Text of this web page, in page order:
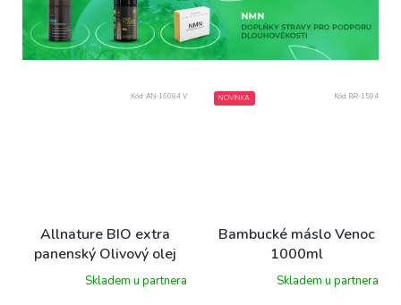
Allnature BIO extra
panenský Olivový olej
500 ml
Skladem u partnera
Kód: AN-16084 V NOVINKA
Bambucké máslo Venoc
1000ml
Skladem u partnera
Kód: BR-1594